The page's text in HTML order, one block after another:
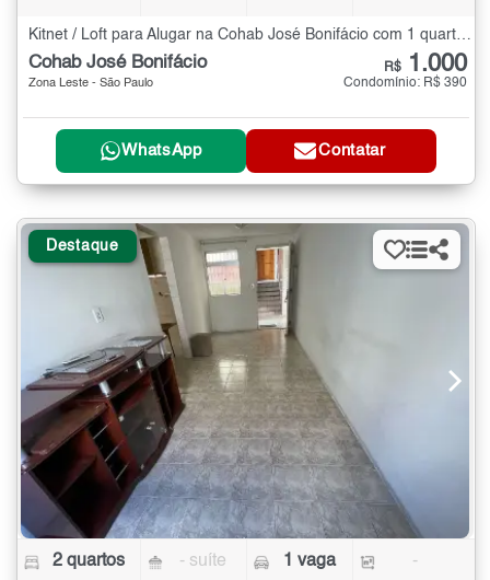
Cohab José Bonifácio
Zona Leste - São Paulo
R$ 1.000
Condomínio: R$ 390
WhatsApp Contatar
Destaque
2 quartos - suíte 1 vaga -